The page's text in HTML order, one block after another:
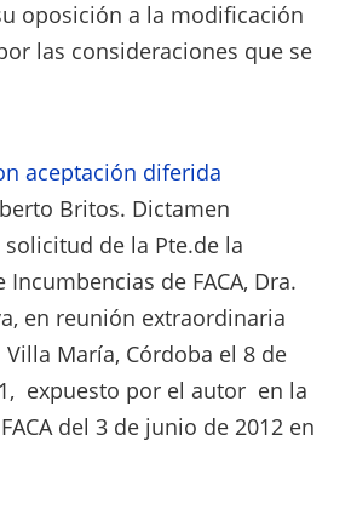
oposición a la modificación
las consideraciones que se
aceptación diferida
Britos. Dictamen
de la Pte.de la
Incumbencias de FACA, Dra.
en reunión extraordinaria
Villa María, Córdoba el 8 de
expuesto por el autor en la
del 3 de junio de 2012 en